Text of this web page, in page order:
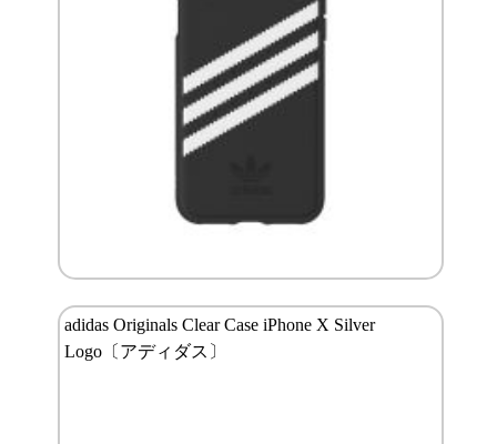
adidas Originals Clear Case iPhone X Silver
Logo〔アディダス〕